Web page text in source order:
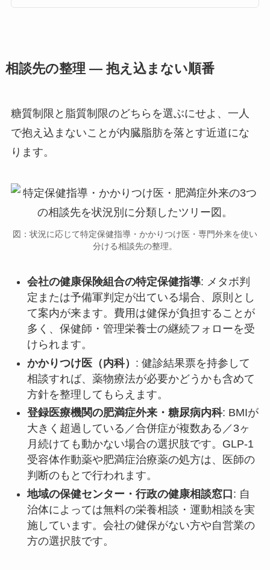
相談先の整理 — 抱え込まない順番
糖質制限と脂質制限のどちらを選ぶにせよ、一人
で抱え込まないことが内臓脂肪を落とす近道にな
ります。
図：状況に応じて特定保健指導・かかりつけ医・専門外来を使い
分ける相談先の整理。
会社の健康保険組合の特定保健指導: メタボ判
定または予備軍判定が出ている場合、原則とし
て案内が来ます。費用は健保が負担することが
多く、保健師・管理栄養士の継続フォローを受
けられます。
かかりつけ医（内科） : 健診結果票を持参して
相談すれば、薬物療法が必要かどうかも含めて
方針を整理してもらえます。
登録医療機関の肥満症外来・糖尿病内科: BMIが
大きく超過している／合併症が複数ある／3ヶ
月続けても動かない場合の選択肢です。GLP-1
受容体作動薬や肥満症治療薬の処方は、医師の
判断のもとで行われます。
地域の保健センター・行政の健康相談窓口: 自
治体によっては無料の栄養相談・運動相談を実
施しています。会社の健保がない方や自営業の
方の選択肢です。